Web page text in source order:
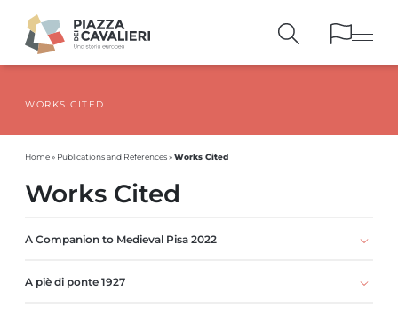
PUBLICATIONSAND REFERENCES
WORKS CITED
Home» Publications and References»Works Cited
Works Cited
A Companion to Medieval Pisa 2022
A piè di ponte 1927